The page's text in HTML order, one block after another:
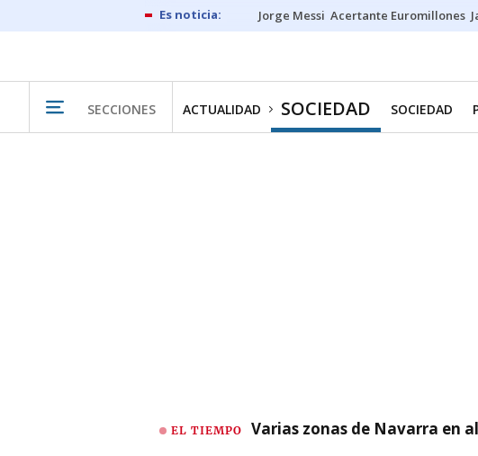
Jorge Messi Acertante Euromillones
SECCIONES ACTUALIDAD SOCIEDAD SOCIEDAD
EL TIEMPO Varias zonas de Navarra en